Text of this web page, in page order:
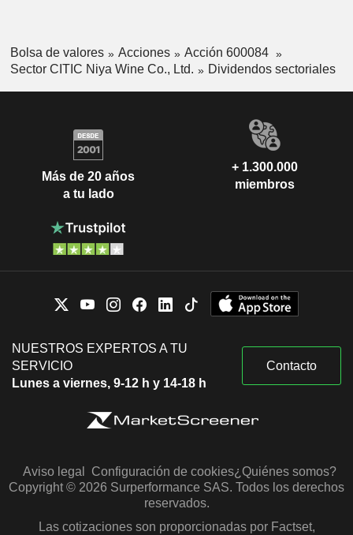
Bolsa de valores Acciones
Acción 600084
Sector CITIC Niya Wine Co., Ltd.
Dividendos sectoriales
Más de 20 años
a tu lado
+ 1.300.000
miembros
NUESTROS EXPERTOS A TU
SERVICIO
Lunes a viernes, 9-12 h y 14-18 h
Contacto
Aviso legal Configuración de cookies¿Quiénes somos?
Copyright © 2026 Surperformance SAS. Todos los derechos
reservados.
Las cotizaciones son proporcionadas por Factset,